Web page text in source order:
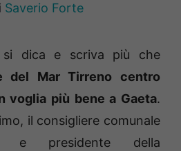
Saverio Forte
si dica e scriva più che
del Mar Tirreno centro
voglia più bene a Gaeta.
il consigliere comunale
e presidente della